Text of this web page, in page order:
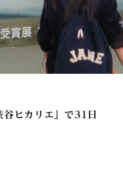
谷ヒカリエ」で31日